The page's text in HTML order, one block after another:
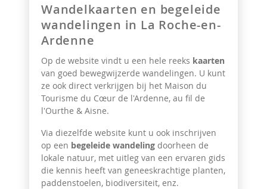
Wandelkaarten en begeleide
wandelingen in La Roche-en-
Ardenne
Op de website vindt u een hele reeks kaarten
van goed bewegwijzerde wandelingen. U kunt
ze ook direct verkrijgen bij het Maison du
Tourisme du Cœur de l'Ardenne, au fil de
l'Ourthe & Aisne.
Via diezelfde website kunt u ook inschrijven
op een begeleide wandeling doorheen de
lokale natuur, met uitleg van een ervaren gids
die kennis heeft van geneeskrachtige planten,
paddenstoelen, biodiversiteit, enz.